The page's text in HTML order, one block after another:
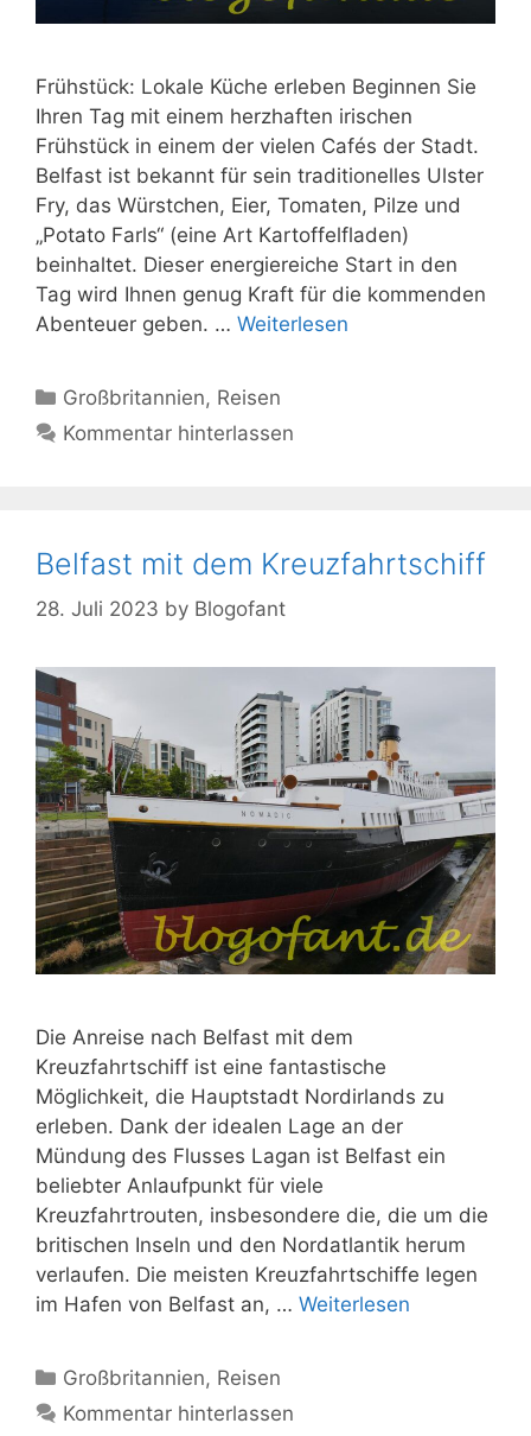
Frühstück: Lokale Küche erleben Beginnen Sie
Ihren Tag mit einem herzhaften irischen
Frühstück in einem der vielen Cafés der Stadt.
Belfast ist bekannt für sein traditionelles Ulster
Fry, das Würstchen, Eier, Tomaten, Pilze und
„Potato Farls“ (eine Art Kartoffelfladen)
beinhaltet. Dieser energiereiche Start in den
Tag wird Ihnen genug Kraft für die kommenden
Abenteuer geben. … Weiterlesen
Kategorien
Großbritannien, Reisen
Kommentar hinterlassen
Belfast mit dem Kreuzfahrtschiff
28. Juli 2023 by Blogofant
Die Anreise nach Belfast mit dem
Kreuzfahrtschiff ist eine fantastische
Möglichkeit, die Hauptstadt Nordirlands zu
erleben. Dank der idealen Lage an der
Mündung des Flusses Lagan ist Belfast ein
beliebter Anlaufpunkt für viele
Kreuzfahrtrouten, insbesondere die, die um die
britischen Inseln und den Nordatlantik herum
verlaufen. Die meisten Kreuzfahrtschiffe legen
im Hafen von Belfast an, … Weiterlesen
Kategorien
Großbritannien, Reisen
Kommentar hinterlassen